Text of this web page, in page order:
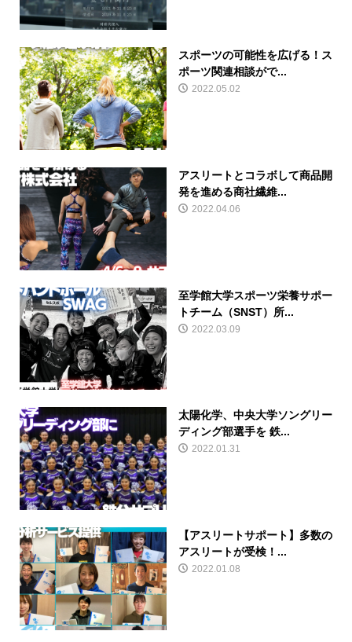
スポーツの可能性を広げる！ス
ポーツ関連相談がで...
2022.05.02
アスリートとコラボして商品開
発を進める商社繊維...
2022.04.06
至学館大学スポーツ栄養サポー
トチーム（SNST）所...
2022.03.09
太陽化学、中央大学ソングリー
ディング部選手を 鉄...
2022.01.31
【アスリートサポート】多数の
アスリートが受検！...
2022.01.08